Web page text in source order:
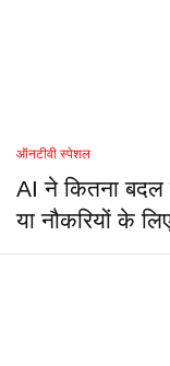
ऑनटीवी स्पेशल
AI ने कितना बदल
या नौकरियों के